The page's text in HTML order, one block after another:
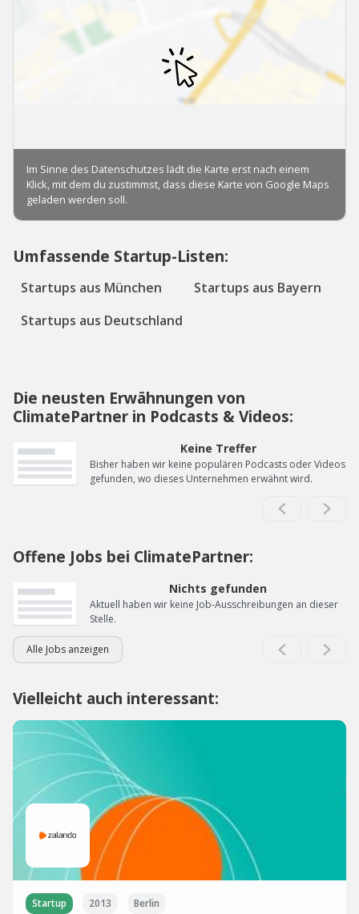
Umfassende Startup-Listen:
Startups aus München
Startups aus Bayern
Startups aus Deutschland
Die neusten Erwähnungen von
ClimatePartner in Podcasts & Videos:
Keine Treffer
Bisher haben wir keine populären Podcasts oder Videos
gefunden, wo dieses Unternehmen erwähnt wird.
Offene Jobs bei ClimatePartner:
Nichts gefunden
Aktuell haben wir keine Job-Ausschreibungen an dieser
Stelle.
Alle Jobs anzeigen
Vielleicht auch interessant:
Startup 2013 Berlin